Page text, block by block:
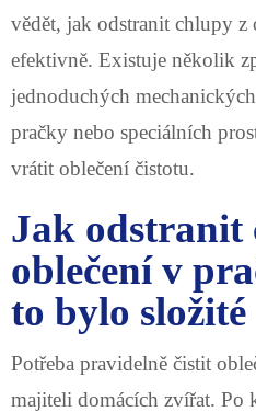
vědět, jak odstranit chlupy z
efektivně. Existuje několik
jednoduchých
pračky nebo speciálních
vrátit oblečení čistotu.
Jak odstranit
oblečení v
to bylo složité
Potřeba pravidelně čistit
majiteli domácích zvířat. Po